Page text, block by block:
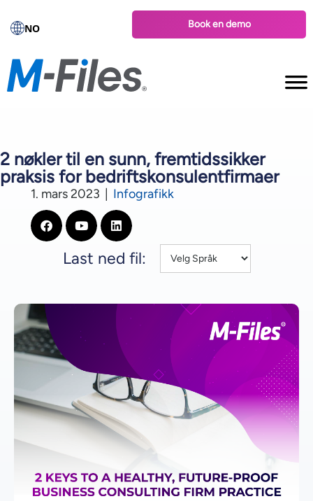
NO Book en demo
2 nøkler til en sunn, fremtidssikker
praksis for bedriftskonsulentfirmaer
1. mars 2023 Infografikk
Last ned fil: